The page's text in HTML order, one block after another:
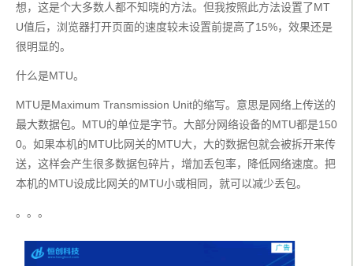
想，这是个大多数人都不知晓的方法。但我按照此方法设置了MT
U值后，浏览器打开页面的速度较未设置前提高了15%，效果还是
很明显的。
什么是MTU。
MTU是Maximum Transmission Unit的缩写。意思是网络上传送的
最大数据包。MTU的单位是字节。大部分网络设备的MTU都是150
0。如果本机的MTU比网关的MTU大，大的数据包就会被拆开来传
送，这样会产生很多数据包碎片，增加丢包率，降低网络速度。把
本机的MTU设成比网关的MTU小或相同，就可以减少丢包。
。。。